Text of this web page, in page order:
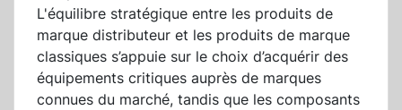
L'équilibre stratégique entre les produits de
marque distributeur et les produits de marque
classiques s’appuie sur le choix d’acquérir des
équipements critiques auprès de marques
connues du marché, tandis que les composants